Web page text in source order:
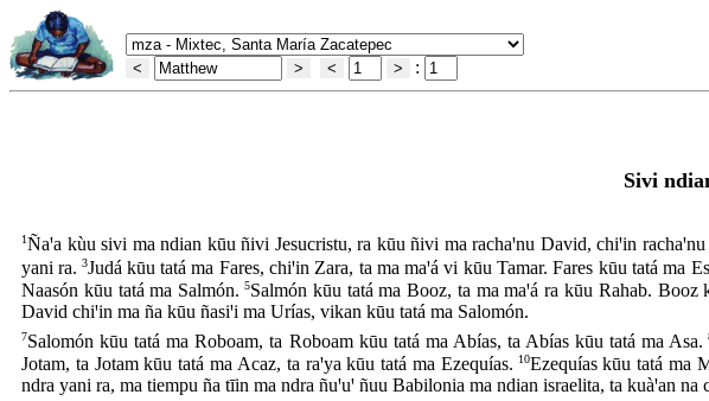
:
Tuꞌun
Sivi
1Ñaꞌa kùu sivi ma ndian kūu ñivi Jesucristu, ra kūu ñivi ma rachaꞌnu David, chiꞌin
yani ra. 3Judá kūu tatá ma Fares, chiꞌin Zara, ta ma maꞌá vi kūu Tamar. Fares kūu tatá ma
Naasón kūu tatá ma Salmón. 5Salmón kūu tatá ma Booz, ta ma maꞌá ra kūu Rahab.
David chiꞌin ma ña kūu ñasiꞌi ma Urías, vikan kūu tatá ma Salomón.
7Salomón kūu tatá ma Roboam, ta Roboam kūu tatá ma Abías, ta Abías kūu tatá ma Asa.
Jotam, ta Jotam kūu tatá ma Acaz, ta raꞌya kūu tatá ma Ezequías. 10Ezequías kūu tatá ma
ndra yani ra, ma tiempu ña tīin ma ndra ñuꞌuꞌ ñuu Babilonia ma ndian israelita, ta kuàꞌan na